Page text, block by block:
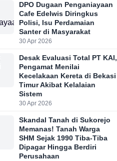
DPO Dugaan Penganiayaan
Cafe Edelwis Diringkus
Polisi, Isu Perdamaian
Santer di Masyarakat
30 Apr 2026
Desak Evaluasi Total PT KAI,
Pengamat Menilai
Kecelakaan Kereta di Bekasi
Timur Akibat Kelalaian
Sistem
30 Apr 2026
Skandal Tanah di Sukorejo
Memanas! Tanah Warga
SHM Sejak 1990 Tiba-Tiba
Dipagar Hingga Berdiri
Perusahaan